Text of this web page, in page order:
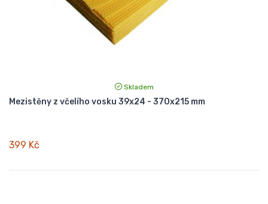
Skladem
Mezistěny z včelího vosku 39x24 - 370x215 mm
399 Kč